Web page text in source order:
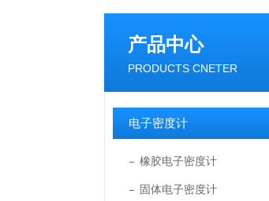
产品中心
PRODUCTS CNETER
电子密度计
橡胶电子密度计
固体电子密度计